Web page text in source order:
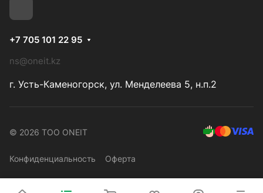
+7 705 101 22 95
ns@oneit.kz
г. Усть-Каменогорск, ул. Менделеева 5, н.п.2
© 2026 ТОО ONEIT
Конфиденциальность Оферта